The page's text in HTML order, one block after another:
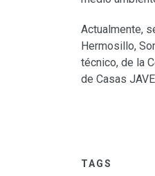
Actualmente,
Hermosillo,
técnico, de la
de Casas
TAGS